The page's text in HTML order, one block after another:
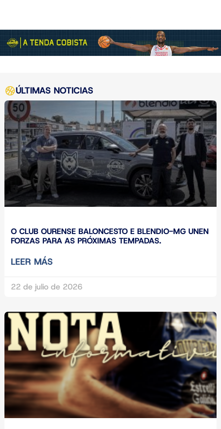
ÚLTIMAS NOTICIAS
O CLUB OURENSE BALONCESTO E BLENDIO-MG UNEN
FORZAS PARA AS PRÓXIMAS TEMPADAS.
LEER MÁS
22 de julio de 2026